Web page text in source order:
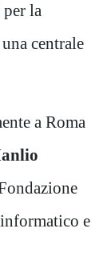
la
centrale
a Roma
e